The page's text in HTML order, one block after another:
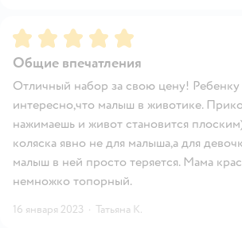
Рейтинг:5
Общие впечатления
Отличный набор за свою цену! Ребенку
интересно,что малыш в животике.
нажимаешь и живот становится
коляска явно не для малыша,а для
малыш в ней просто теряется. Мама
немножко топорный.
16 января 2023 · Татьяна К.